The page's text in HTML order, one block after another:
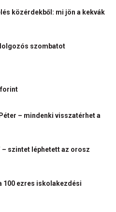
közérdekből: mi jön a kekvák
szombatot
forint
– mindenki visszatérhet a
– szintet léphetett az orosz
100 ezres iskolakezdési